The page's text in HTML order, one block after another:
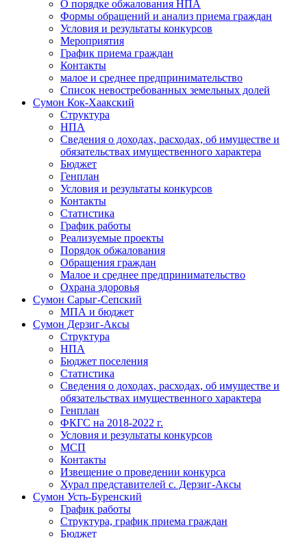
О порядке обжалования НПА
Формы обращений и анализ приема граждан
Условия и результаты конкурсов
Мероприятия
График приема граждан
Контакты
малое и среднее предпринимательство
Список невостребованных земельных долей
Сумон Кок-Хаакский
Структура
НПА
Сведения о доходах, расходах, об имуществе и
обязательствах имущественного характера
Бюджет
Генплан
Условия и результаты конкурсов
Контакты
Статистика
График работы
Реализуемые проекты
Порядок обжалования
Обращения граждан
Малое и среднее предпринимательство
Охрана здоровья
Сумон Сарыг-Сепский
МПА и бюджет
Сумон Дерзиг-Аксы
Структура
НПА
Бюджет поселения
Статистика
Сведения о доходах, расходах, об имуществе и
обязательствах имущественного характера
Генплан
ФКГС на 2018-2022 г.
Условия и результаты конкурсов
МСП
Контакты
Извещение о проведении конкурса
Хурал представителей с. Дерзиг-Аксы
Сумон Усть-Буренский
График работы
Структура, график приема граждан
Бюджет